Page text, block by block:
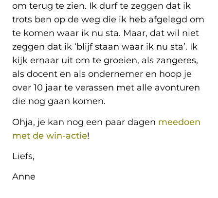
om terug te zien. Ik durf te zeggen dat ik
trots ben op de weg die ik heb afgelegd om
te komen waar ik nu sta. Maar, dat wil niet
zeggen dat ik ‘blijf staan waar ik nu sta’. Ik
kijk ernaar uit om te groeien, als zangeres,
als docent en als ondernemer en hoop je
over 10 jaar te verassen met alle avonturen
die nog gaan komen.
Ohja, je kan nog een paar dagen meedoen
met de win-actie!
Liefs,
Anne